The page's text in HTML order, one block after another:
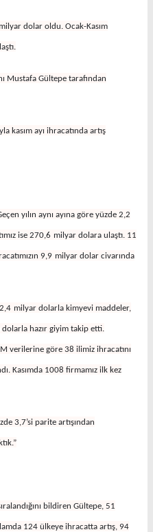
milyar dolar oldu. Ocak-Kasım
Mustafa Gültepe tarafından
kasım ayı ihracatında artış
yılın aynı ayına göre yüzde 2,2
ise 270,6 milyar dolara ulaştı. 11
9,9 milyar dolar civarında
milyar dolarla kimyevi maddeler,
hazır giyim takip etti.
verilerine göre 38 ilimiz ihracatını
Kasımda 1008 firmamız ilk kez
3,7’si parite artışından
bildiren Gültepe, 51
124 ülkeye ihracatta artış, 94